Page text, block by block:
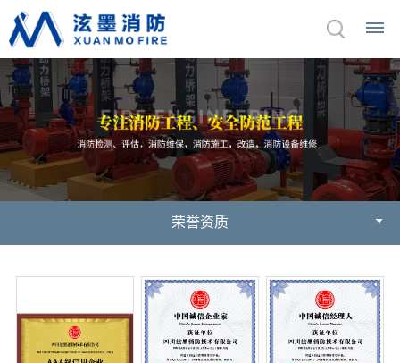
首
页
关
我
公
司
企
业
荣
誉
产
荣誉资质